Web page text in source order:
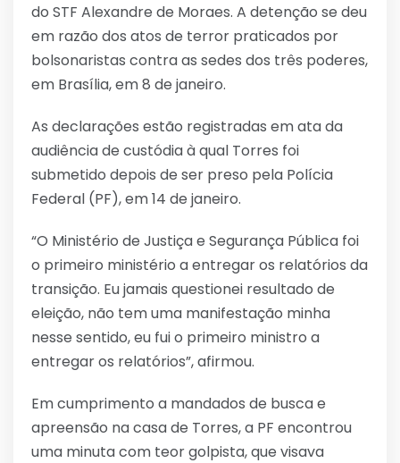
do STF Alexandre de Moraes. A detenção se deu
em razão dos atos de terror praticados por
bolsonaristas contra as sedes dos três poderes,
em Brasília, em 8 de janeiro.
As declarações estão registradas em ata da
audiência de custódia à qual Torres foi
submetido depois de ser preso pela Polícia
Federal (PF), em 14 de janeiro.
“O Ministério de Justiça e Segurança Pública foi
o primeiro ministério a entregar os relatórios da
transição. Eu jamais questionei resultado de
eleição, não tem uma manifestação minha
nesse sentido, eu fui o primeiro ministro a
entregar os relatórios”, afirmou.
Em cumprimento a mandados de busca e
apreensão na casa de Torres, a PF encontrou
uma minuta com teor golpista, que visava